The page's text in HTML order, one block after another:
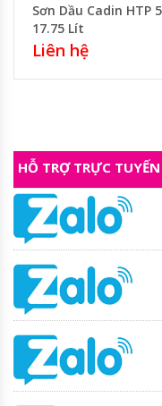
Sơn Dầu Cadin
17.75 Lít
Liên hệ
HỖ TRỢ TRỰC TUYẾN